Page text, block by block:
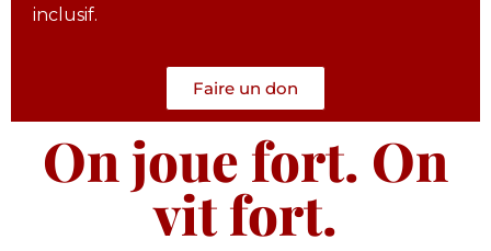
inclusif.
Faire un don
On joue fort. On
vit fort.​